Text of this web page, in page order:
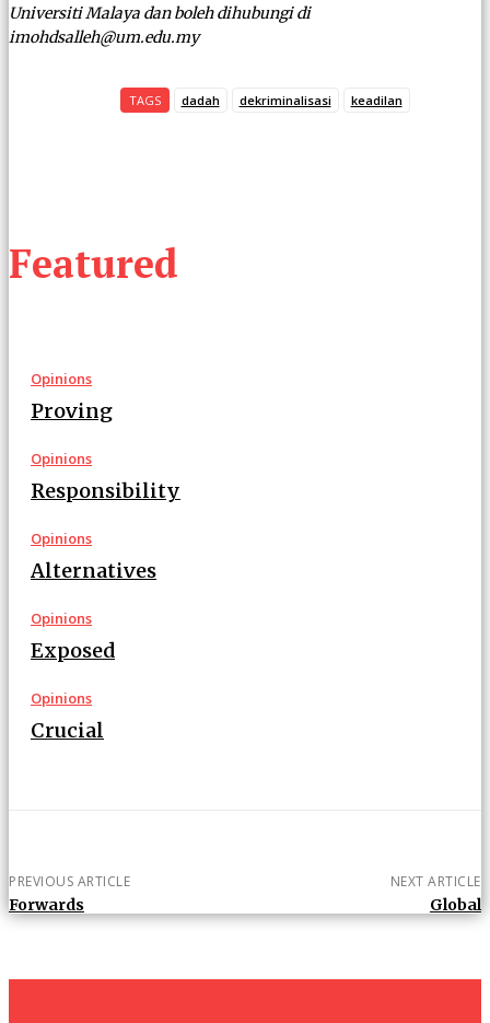
Featured
Opinions
Proving
Opinions
Responsibility
Opinions
Alternatives
Opinions
Exposed
Opinions
Crucial
Universiti Malaya dan boleh dihubungi di
imohdsalleh@um.edu.my
TAGS dadah dekriminalisasi keadilan
PREVIOUS ARTICLE
Forwards
NEXT ARTICLE
Global